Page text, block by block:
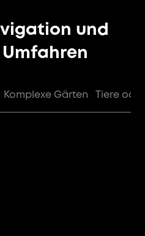
und
Komplexe Gärten Tiere